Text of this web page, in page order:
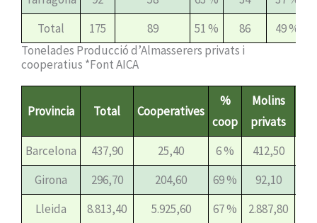
Total
175 89 51 % 86
49 %
Tonelades Producció d’Almasserers privats i
cooperatius *Font AICA
Provincia Total Cooperatives
%
coop
Molins
privats
Barcelona
437,90 25,40 6 % 412,50
Girona
296,70 204,60 69 % 92,10
Lleida
8.813,40 5.925,60 67 % 2.887,80